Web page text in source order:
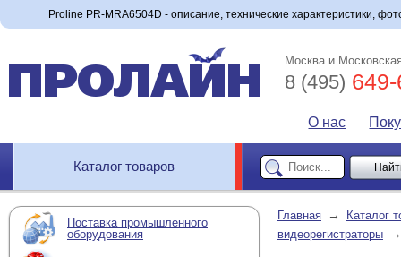
Proline PR-MRA6504D - описание, технические характеристики,
Москва и
8 (495)
О нас
Каталог товаров
Поставка промышленного
оборудования
Главная →
Каталог
видеорегистраторы →